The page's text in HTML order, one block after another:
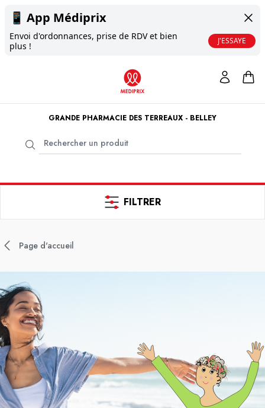
📱 App Médiprix
Envoi d'ordonnances, prise de RDV et bien
plus !
J'ESSAYE
GRANDE PHARMACIE DES TERREAUX - BELLEY
FILTRER
Page d'accueil